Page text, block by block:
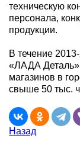
техническую
персонала,
продукции.
В течение
«ЛАДА Деталь»
магазинов в
свыше 50 тыс.
Назад